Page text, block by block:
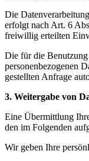
Die
erfolgt nach Art. 6
freiwillig erteilten
Die für die
personenbezogenen
gestellten Anfrage
3. Weitergabe von
Eine Übermittlung
den im Folgenden
Wir geben Ihre